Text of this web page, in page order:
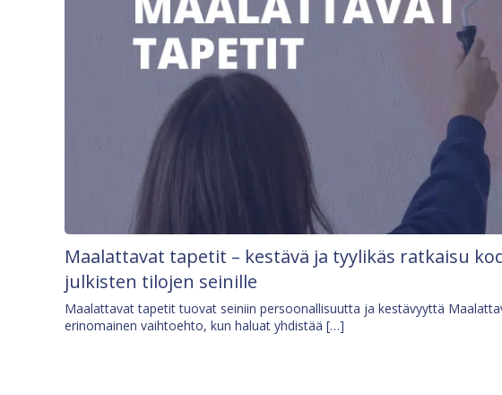
Maalattavat tapetit – kestävä ja tyylikäs ratkaisu
julkisten tilojen seinille
Maalattavat tapetit tuovat seiniin persoonallisuutta ja kestävyyttä
erinomainen vaihtoehto, kun haluat yhdistää […]